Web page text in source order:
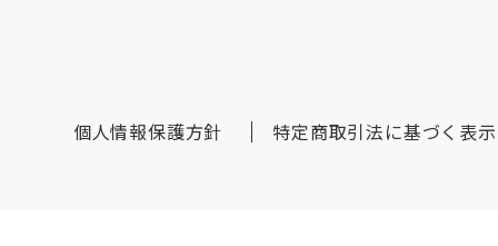
個人情報保護方針 特定商取引法に基づく表示